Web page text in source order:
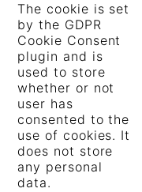
The cookie is set
by the GDPR
Cookie Consent
plugin and is
used to store
whether or not
user has
consented to the
use of cookies. It
does not store
any personal
data.